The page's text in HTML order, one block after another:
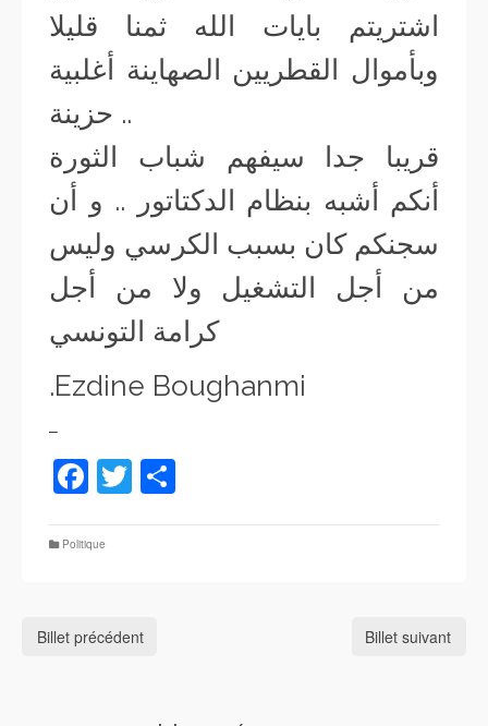
اشتريتم بايات الله ثمنا قليلا
وبأموال القطريين الصهاينة أغلبية
حزينة ..
قريبا جدا سيفهم شباب الثورة
أنكم أشبه بنظام الدكتاتور .. و أن
سجنكم كان بسبب الكرسي وليس
من أجل التشغيل ولا من أجل
كرامة التونسي
.Ezdine Boughanmi
–
Facebook
Twitter
Politique
Billet précédent Billet suivant